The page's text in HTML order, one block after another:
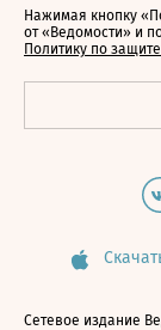
Нажимая кнопку
от «Ведомости» и
Политику по
Сетевое издание